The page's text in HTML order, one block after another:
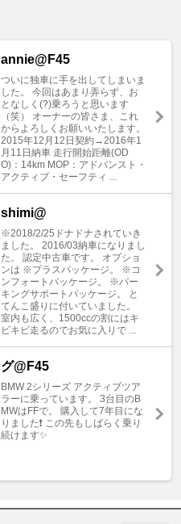
annie@F45
ついに独車に手を出してしまいま
した。 今回はあまり弄らず、お
となしく(?)乗ろうと思います
（笑） オーナーの皆さま、これ
からよろしくお願いいたします。
2015年12月12日契約→2016年1
月11日納車 走行開始距離(OD
O)：14km MOP：アドバンスト・
アクティブ・セーフティ ...
shimi@
※2018/2/25ドナドナされていき
ました。 2016/03納車になりまし
た。 認定中古車です。 オプショ
ンは ※プラスパッケージ。 ※コ
ンフォートパッケージ。 ※パー
キングサポートパッケージ。 と
てんこ盛りに付いていました。
室内も広く、1500ccの割にはキ
ビキビ走るのでお気に入りで ...
グ@F45
BMW 2シリーズ アクティブツア
ラーに乗っています。 3台目のB
MWはFFで。 購入して7年目にな
りました❗️ この先もしばらく乗り
続けます✨